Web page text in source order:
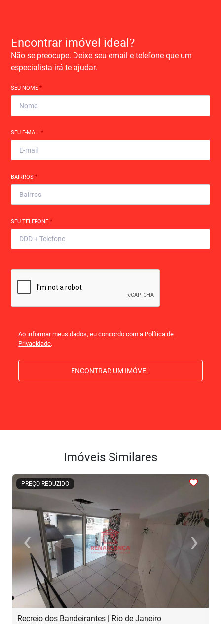
Encontrar imóvel ideal?
Não se preocupe. Deixe seu email e telefone que um
especialista irá te ajudar.
SEU NOME*
SEU E-MAIL*
BAIRROS*
SEU TELEFONE*
Ao informar meus dados, eu concordo com a Política de
Privacidade.
ENCONTRAR UM IMÓVEL
Imóveis Similares
PREÇO REDUZIDO
<<<<
‹Previous ›
Next
Recreio dos Bandeirantes | Rio de Janeiro